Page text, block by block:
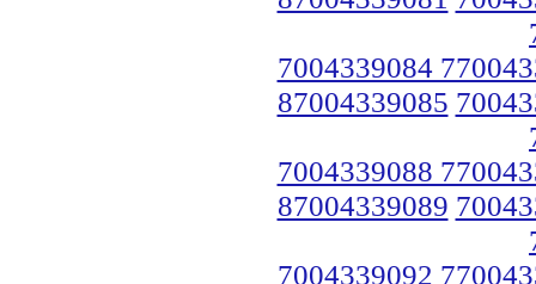
7004339084
87004339085
7004339088
87004339089
7004339092